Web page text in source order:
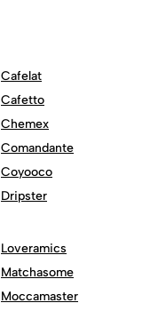
Cafelat
Cafetto
Chemex
Comandante
Coyooco
Dripster
Loveramics
Matchasome
Moccamaster